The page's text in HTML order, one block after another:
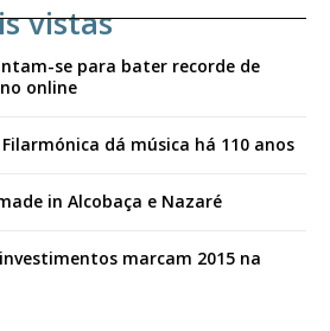
vistas
se para bater recorde de
online
Filarmónica dá música há 110 anos
in Alcobaça e Nazaré
marcam 2015 na